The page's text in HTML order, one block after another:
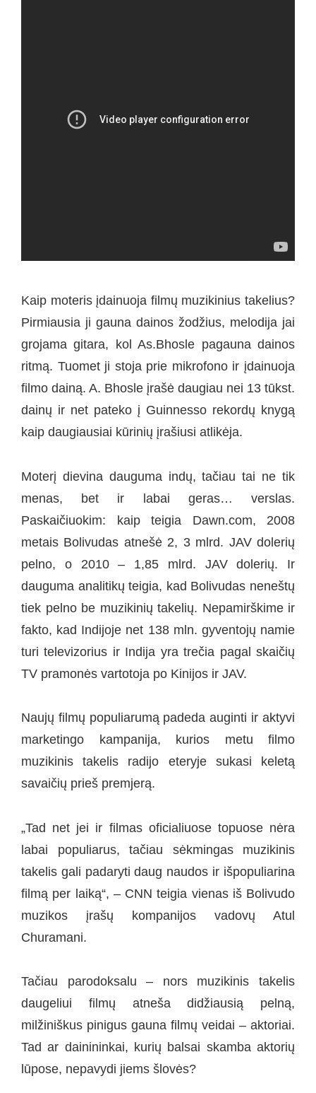
Kaip moteris įdainuoja filmų muzikinius takelius?
Pirmiausia ji gauna dainos žodžius, melodija jai
grojama gitara, kol As.Bhosle pagauna dainos
ritmą. Tuomet ji stoja prie mikrofono ir įdainuoja
filmo dainą. A. Bhosle įrašė daugiau nei 13 tūkst.
dainų ir net pateko į Guinnesso rekordų knygą
kaip daugiausiai kūrinių įrašiusi atlikėja.
Moterį dievina dauguma indų, tačiau tai ne tik
menas, bet ir labai geras… verslas.
Paskaičiuokim: kaip teigia Dawn.com, 2008
metais Bolivudas atnešė 2, 3 mlrd. JAV dolerių
pelno, o 2010 – 1,85 mlrd. JAV dolerių. Ir
dauguma analitikų teigia, kad Bolivudas neneštų
tiek pelno be muzikinių takelių. Nepamirškime ir
fakto, kad Indijoje net 138 mln. gyventojų namie
turi televizorius ir Indija yra trečia pagal skaičių
TV pramonės vartotoja po Kinijos ir JAV.
Naujų filmų populiarumą padeda auginti ir aktyvi
marketingo kampanija, kurios metu filmo
muzikinis takelis radijo eteryje sukasi keletą
savaičių prieš premjerą.
„Tad net jei ir filmas oficialiuose topuose nėra
labai populiarus, tačiau sėkmingas muzikinis
takelis gali padaryti daug naudos ir išpopuliarina
filmą per laiką“, – CNN teigia vienas iš Bolivudo
muzikos įrašų kompanijos vadovų Atul
Churamani.
Tačiau parodoksalu – nors muzikinis takelis
daugeliui filmų atneša didžiausią pelną,
milžiniškus pinigus gauna filmų veidai – aktoriai.
Tad ar dainininkai, kurių balsai skamba aktorių
lūpose, nepavydi jiems šlovės?